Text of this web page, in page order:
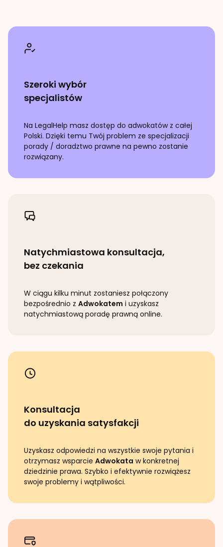
Szeroki wybór
specjalistów
Na LegalHelp masz dostęp do adwokatów z całej
Polski. Dzięki temu Twój problem ze specjalizacji
porady / doradztwo prawne na pewno zostanie
rozwiązany.
Natychmiastowa konsultacja,
bez czekania
W ciągu kilku minut zostaniesz połączony
bezpośrednio z Adwokatem i uzyskasz
natychmiastową poradę prawną online.
Konsultacja
do uzyskania satysfakcji
Uzyskasz odpowiedzi na wszystkie swoje pytania i
otrzymasz wsparcie Adwokata w konkretnej
dziedzinie prawa. Szybko i efektywnie rozwiążesz
swoje problemy i wątpliwości.